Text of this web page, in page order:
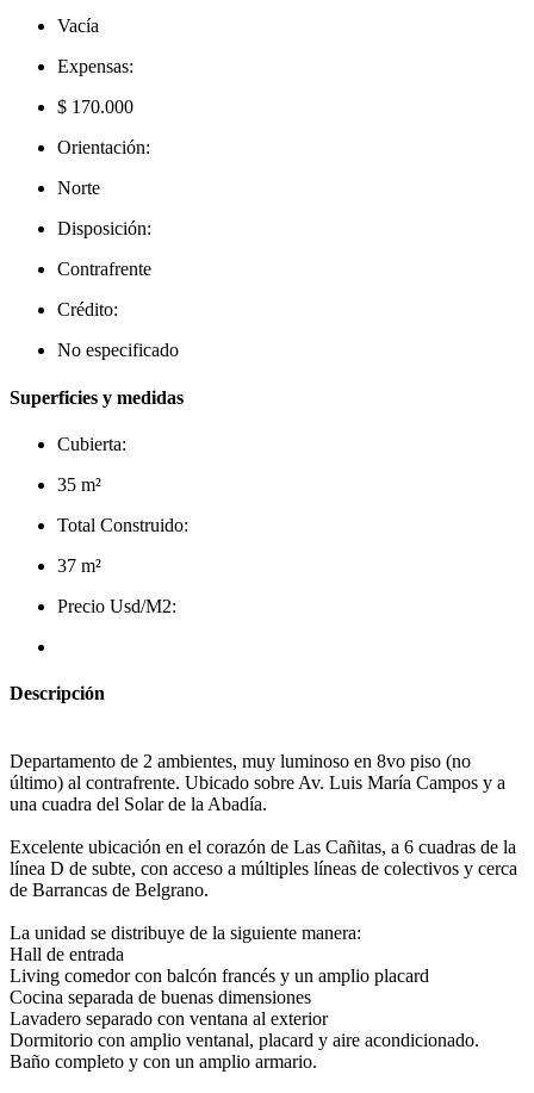
Vacía
Expensas:
$ 170.000
Orientación:
Norte
Disposición:
Contrafrente
Crédito:
No especificado
Superficies y medidas
Cubierta:
35 m²
Total Construido:
37 m²
Precio Usd/M2:
Descripción
Departamento de 2 ambientes, muy luminoso en 8vo piso (no
último) al contrafrente. Ubicado sobre Av. Luis María Campos y a
una cuadra del Solar de la Abadía.
Excelente ubicación en el corazón de Las Cañitas, a 6 cuadras de la
línea D de subte, con acceso a múltiples líneas de colectivos y cerca
de Barrancas de Belgrano.
La unidad se distribuye de la siguiente manera:
Hall de entrada
Living comedor con balcón francés y un amplio placard
Cocina separada de buenas dimensiones
Lavadero separado con ventana al exterior
Dormitorio con amplio ventanal, placard y aire acondicionado.
Baño completo y con un amplio armario.